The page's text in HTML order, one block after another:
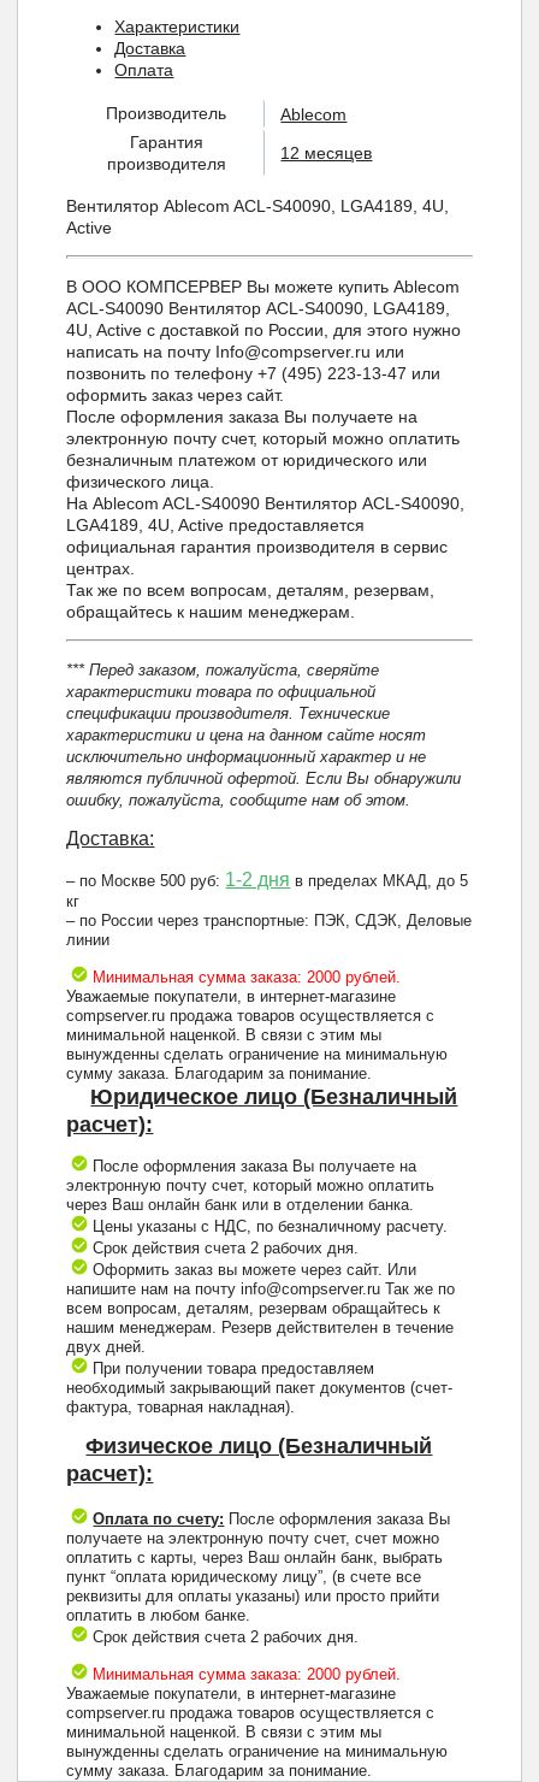
Характеристики
Доставка
Оплата
Производитель
Ablecom
Гарантия
производителя
12 месяцев
Вентилятор Ablecom ACL-S40090, LGA4189, 4U,
Active
В ООО КОМПСЕРВЕР Вы можете купить Ablecom
ACL-S40090 Вентилятор ACL-S40090, LGA4189,
4U, Active с доставкой по России, для этого нужно
написать на почту Info@compserver.ru или
позвонить по телефону +7 (495) 223-13-47 или
оформить заказ через сайт.
После оформления заказа Вы получаете на
электронную почту счет, который можно оплатить
безналичным платежом от юридического или
физического лица.
На Ablecom ACL-S40090 Вентилятор ACL-S40090,
LGA4189, 4U, Active предоставляется
официальная гарантия производителя в сервис
центрах.
Так же по всем вопросам, деталям, резервам,
обращайтесь к нашим менеджерам.
*** Перед заказом, пожалуйста, сверяйте
характеристики товара по официальной
спецификации производителя. Технические
характеристики и цена на данном сайте носят
исключительно информационный характер и не
являются публичной офертой. Если Вы обнаружили
ошибку, пожалуйста, сообщите нам об этом.
Доставка:
– по Москве 500 руб: 1-2 дня в пределах МКАД, до 5
кг
– по России через транспортные: ПЭК, СДЭК, Деловые
линии
Минимальная сумма заказа: 2000 рублей.
Уважаемые покупатели, в интернет-магазине
compserver.ru продажа товаров осуществляется с
минимальной наценкой. В связи с этим мы
вынужденны сделать ограничение на минимальную
сумму заказа. Благодарим за понимание.
Юридическое лицо (Безналичный
расчет):
После оформления заказа Вы получаете на
электронную почту счет, который можно оплатить
через Ваш онлайн банк или в отделении банка.
Цены указаны с НДС, по безналичному расчету.
Срок действия счета 2 рабочих дня.
Оформить заказ вы можете через сайт. Или
напишите нам на почту info@compserver.ru Так же по
всем вопросам, деталям, резервам обращайтесь к
нашим менеджерам. Резерв действителен в течение
двух дней.
При получении товара предоставляем
необходимый закрывающий пакет документов (счет-
фактура, товарная накладная).
Физическое лицо (Безналичный
расчет):
Оплата по счету: После оформления заказа Вы
получаете на электронную почту счет, счет можно
оплатить с карты, через Ваш онлайн банк, выбрать
пункт “оплата юридическому лицу”, (в счете все
реквизиты для оплаты указаны) или просто прийти
оплатить в любом банке.
Срок действия счета 2 рабочих дня.
Минимальная сумма заказа: 2000 рублей.
Уважаемые покупатели, в интернет-магазине
compserver.ru продажа товаров осуществляется с
минимальной наценкой. В связи с этим мы
вынужденны сделать ограничение на минимальную
сумму заказа. Благодарим за понимание.
+7 (495) 223-13-47